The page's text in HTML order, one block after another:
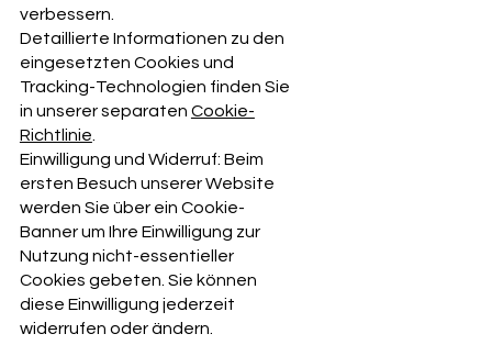
verbessern.
Detaillierte Informationen zu den
eingesetzten Cookies und
Tracking-Technologien finden Sie
in unserer separaten Cookie-
Richtlinie
Einwilligung und Widerruf: Beim
ersten Besuch unserer Website
werden Sie über ein Cookie-
Banner um Ihre Einwilligung zur
Nutzung nicht-essentieller
Cookies gebeten. Sie können
diese Einwilligung jederzeit
widerrufen oder ändern.